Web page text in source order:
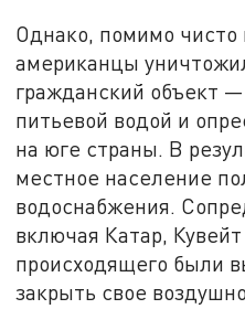
Однако, помимо чисто
американцы
гражданский объект
питьевой водой и
на юге страны. В
местное население
водоснабжения.
включая Катар,
происходящего были
закрыть свое